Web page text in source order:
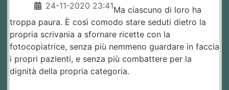
24-11-2020 23:41Ma ciascuno di loro ha
troppa paura. È così comodo stare seduti dietro la
propria scrivania a sfornare ricette con la
fotocopiatrice, senza più nemmeno guardare in faccia
i propri pazienti, e senza più combattere per la
dignità della propria categoria.